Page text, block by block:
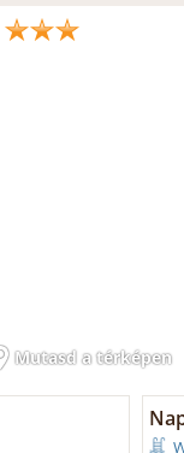
Mutasd a térképen